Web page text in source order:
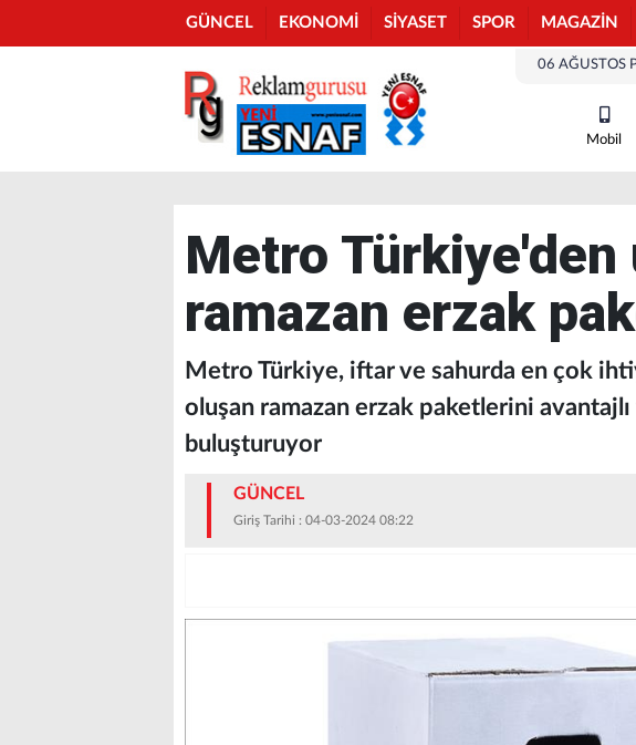
GÜNCEL EKONOMİ SİYASET SPOR MAGAZİN
06 AĞUSTOS
Mobil
Metro Türkiye'den
ramazan erzak
Metro Türkiye, iftar ve sahurda en çok
oluşan ramazan erzak paketlerini
buluşturuyor
GÜNCEL
Giriş Tarihi : 04-03-2024 08:22